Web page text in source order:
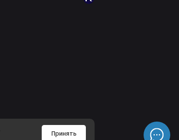
Принять